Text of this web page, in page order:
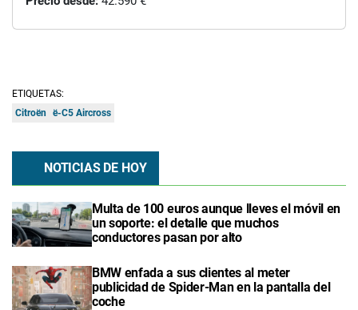
ETIQUETAS:
Citroën
ë-C5 Aircross
NOTICIAS DE HOY
Multa de 100 euros aunque lleves el móvil en
un soporte: el detalle que muchos
conductores pasan por alto
BMW enfada a sus clientes al meter
publicidad de Spider-Man en la pantalla del
coche